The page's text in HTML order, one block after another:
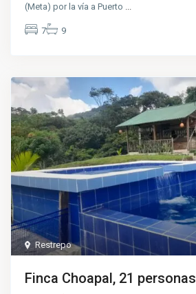
(Meta) por la vía a Puerto
7 9
Restrepo
Finca Choapal, 21 personas